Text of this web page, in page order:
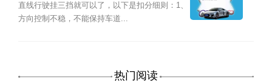
直线行驶挂三挡就可以了，以下是扣分细则：1、
方向控制不稳，不能保持车道...
热门阅读